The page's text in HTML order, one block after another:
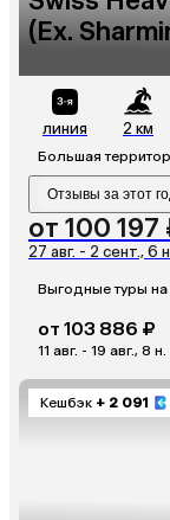
(Ex.
линия 2 км
Большая
Отзывы за этот
от 100 197
27 авг. - 2 сент., 6
Выгодные туры
от 103 886 ₽
11 авг. - 19 авг., 8 н.
Кешбэк + 2 091